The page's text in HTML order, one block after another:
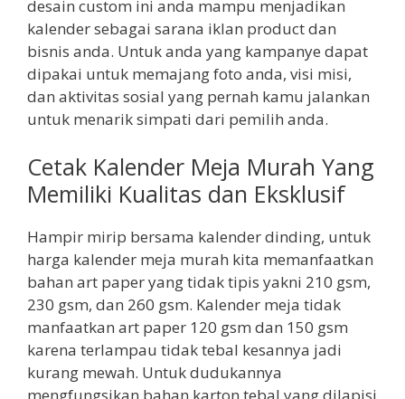
desain custom ini anda mampu menjadikan
kalender sebagai sarana iklan product dan
bisnis anda. Untuk anda yang kampanye dapat
dipakai untuk memajang foto anda, visi misi,
dan aktivitas sosial yang pernah kamu jalankan
untuk menarik simpati dari pemilih anda.
Cetak Kalender Meja Murah Yang
Memiliki Kualitas dan Eksklusif
Hampir mirip bersama kalender dinding, untuk
harga kalender meja murah kita memanfaatkan
bahan art paper yang tidak tipis yakni 210 gsm,
230 gsm, dan 260 gsm. Kalender meja tidak
manfaatkan art paper 120 gsm dan 150 gsm
karena terlampau tidak tebal kesannya jadi
kurang mewah. Untuk dudukannya